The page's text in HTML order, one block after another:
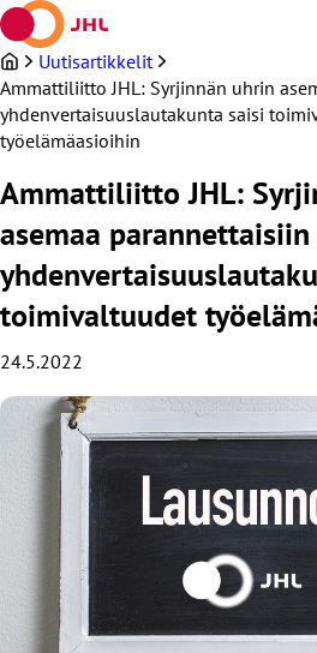
Siirry
sisältöön
Uutisartikkelit
Ammattiliitto JHL: Syrjinnän uhrin
yhdenvertaisuuslautakunta saisi
työelämäasioihin
Ammattiliitto JHL:
asemaa
toimivaltuudet
24.5.2022